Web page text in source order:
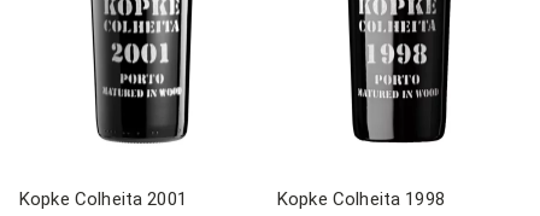
Kopke Colheita 2001 Kopke Colheita 1998